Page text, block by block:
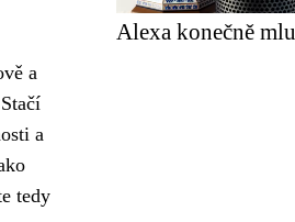
a
Stačí
a
tedy
Alexa konečně